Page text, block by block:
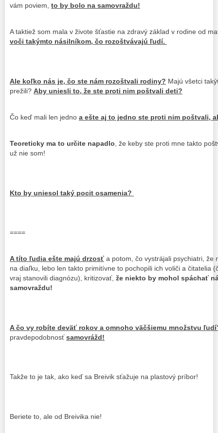
vám poviem, to by bolo na samovraždu!
A taktiež som mala v živote šťastie na zdravý základ v rodine od
voči takýmto násilníkom, čo rozoštvávajú ľudí.
Ale koľko nás je, čo ste nám rozoštvali rodiny? Majú všetci
prežili? Aby uniesli to, že ste proti nim poštvali deti?
Čo keď mali len jedno a ešte aj to jedno ste proti nim poštvali,
Teoreticky ma to určite napadlo , že keby ste proti mne takto
už nie som!
Kto by uniesol taký pocit osamenia?
====
A títo ľudia ešte majú drzosť a potom, čo vystrájali psychiatri, že
na diaľku, lebo len takto primitívne to pochopili ich voliči a čitatelia
vraj stanovili diagnózu), kritizovať, že niekto by mohol spáchať
samovraždu!
A čo vy robíte deväť rokov a omnoho väčšiemu množstvu
pravdepodobnosťsamovrážd!
Takže to je tak, ako keď sa Breivik sťažuje na plastový príbor!
Beriete to, ale od Breivika nie!